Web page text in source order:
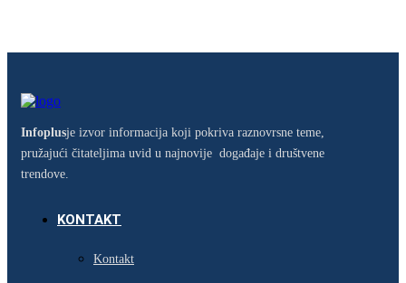
Infoplusje izvor informacija koji pokriva raznovrsne teme,
pružajući čitateljima uvid u najnovije događaje i društvene
trendove.
KONTAKT
Kontakt